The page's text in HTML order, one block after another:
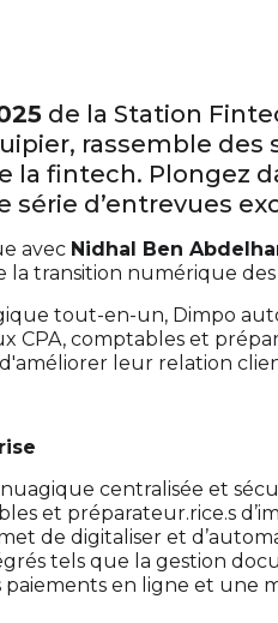
de la Station
rassemble des
la fintech. Plongez
série d’entrevues
avec Nidhal Ben
transition numérique des
tout-en-un, Dimpo
comptables et
leur relation
centralisée et
et préparateur.rice.s
de digitaliser et
tels que la gestion
en ligne et une